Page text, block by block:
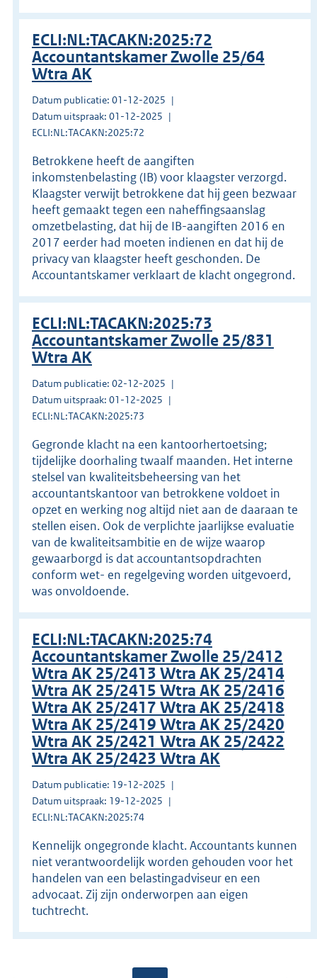
ECLI:NL:TACAKN:2025:72
Accountantskamer Zwolle 25/64
Wtra AK
Datum publicatie: 01-12-2025
Datum uitspraak: 01-12-2025
ECLI:NL:TACAKN:2025:72
Betrokkene heeft de aangiften
inkomstenbelasting (IB) voor klaagster verzorgd.
Klaagster verwijt betrokkene dat hij geen bezwaar
heeft gemaakt tegen een naheffingsaanslag
omzetbelasting, dat hij de IB-aangiften 2016 en
2017 eerder had moeten indienen en dat hij de
privacy van klaagster heeft geschonden. De
Accountantskamer verklaart de klacht ongegrond.
ECLI:NL:TACAKN:2025:73
Accountantskamer Zwolle 25/831
Wtra AK
Datum publicatie: 02-12-2025
Datum uitspraak: 01-12-2025
ECLI:NL:TACAKN:2025:73
Gegronde klacht na een kantoorhertoetsing;
tijdelijke doorhaling twaalf maanden. Het interne
stelsel van kwaliteitsbeheersing van het
accountantskantoor van betrokkene voldoet in
opzet en werking nog altijd niet aan de daaraan te
stellen eisen. Ook de verplichte jaarlijkse evaluatie
van de kwaliteitsambitie en de wijze waarop
gewaarborgd is dat accountantsopdrachten
conform wet- en regelgeving worden uitgevoerd,
was onvoldoende.
ECLI:NL:TACAKN:2025:74
Accountantskamer Zwolle 25/2412
Wtra AK 25/2413 Wtra AK 25/2414
Wtra AK 25/2415 Wtra AK 25/2416
Wtra AK 25/2417 Wtra AK 25/2418
Wtra AK 25/2419 Wtra AK 25/2420
Wtra AK 25/2421 Wtra AK 25/2422
Wtra AK 25/2423 Wtra AK
Datum publicatie: 19-12-2025
Datum uitspraak: 19-12-2025
ECLI:NL:TACAKN:2025:74
Kennelijk ongegronde klacht. Accountants kunnen
niet verantwoordelijk worden gehouden voor het
handelen van een belastingadviseur en een
advocaat. Zij zijn onderworpen aan eigen
tuchtrecht.